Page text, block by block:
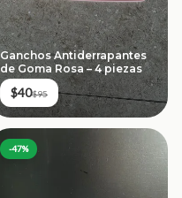
Ganchos Antiderrapantes
de Goma Rosa – 4 piezas
$40$95
-47%